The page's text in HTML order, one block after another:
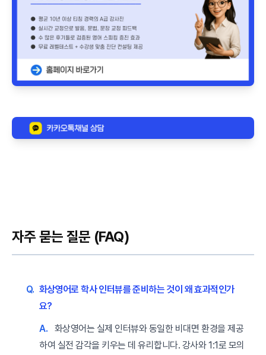
자주 묻는 질문 (FAQ)
Q. 화상영어로 학사 인터뷰를 준비하는 것이 왜 효과적인가
요?
A.
화상영어는 실제 인터뷰와 동일한 비대면 환경을 제공
하여 실전 감각을 키우는 데 유리합니다. 강사와 1:1로 모의